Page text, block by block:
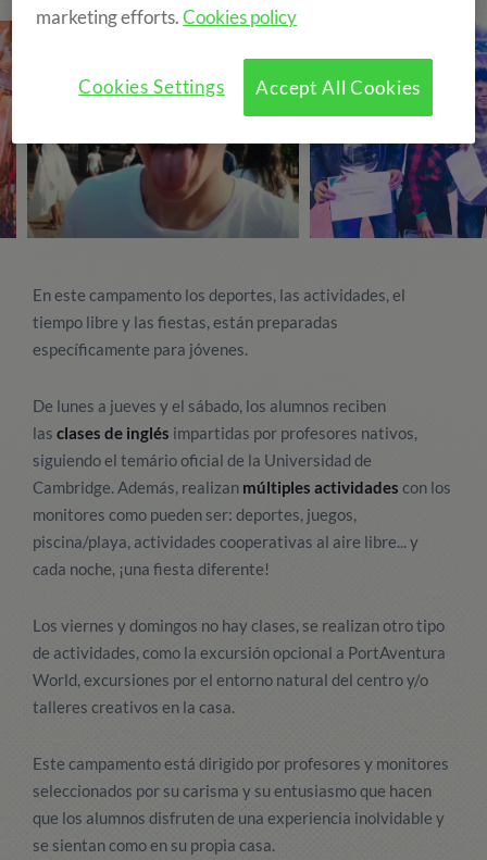
En este campamento los deportes, las actividades, el
tiempo libre y las fiestas, están preparadas
específicamente para jóvenes.
De lunes a jueves y el sábado, los alumnos reciben
las clases de inglés impartidas por profesores nativos,
siguiendo el temário oficial de la Universidad de
Cambridge. Además, realizan múltiples actividades con los
monitores como pueden ser: deportes, juegos,
piscina/playa, actividades cooperativas al aire libre... y
cada noche, ¡una fiesta diferente!
Los viernes y domingos no hay clases, se realizan otro tipo
de actividades, como la excursión opcional a PortAventura
World, excursiones por el entorno natural del centro y/o
talleres creativos en la casa.
Este campamento está dirigido por profesores y monitores
seleccionados por su carisma y su entusiasmo que hacen
que los alumnos disfruten de una experiencia inolvidable y
se sientan como en su propia casa.
marketing efforts.Cookies policy
Accept All Cookies
Cookies Settings